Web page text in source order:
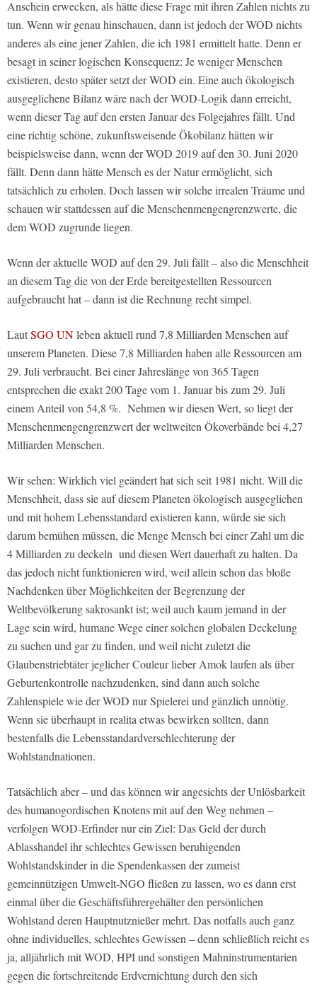
Anschein erwecken, als hätte diese Frage mit ihren Zahlen nichts zu
tun. Wenn wir genau hinschauen, dann ist jedoch der WOD nichts
anderes als eine jener Zahlen, die ich 1981 ermittelt hatte. Denn er
besagt in seiner logischen Konsequenz: Je weniger Menschen
existieren, desto später setzt der WOD ein. Eine auch ökologisch
ausgeglichene Bilanz wäre nach der WOD-Logik dann erreicht,
wenn dieser Tag auf den ersten Januar des Folgejahres fällt. Und
eine richtig schöne, zukunftsweisende Ökobilanz hätten wir
beispielsweise dann, wenn der WOD 2019 auf den 30. Juni 2020
fällt. Denn dann hätte Mensch es der Natur ermöglicht, sich
tatsächlich zu erholen. Doch lassen wir solche irrealen Träume und
schauen wir stattdessen auf die Menschenmengengrenzwerte, die
dem WOD zugrunde liegen.
Wenn der aktuelle WOD auf den 29. Juli fällt – also die Menschheit
an diesem Tag die von der Erde bereitgestellten Ressourcen
aufgebraucht hat – dann ist die Rechnung recht simpel.
LautSGO UNleben aktuell rund 7,8 Milliarden Menschen auf
unserem Planeten. Diese 7,8 Milliarden haben alle Ressourcen am
29. Juli verbraucht. Bei einer Jahreslänge von 365 Tagen
entsprechen die exakt 200 Tage vom 1. Januar bis zum 29. Juli
einem Anteil von 54,8 %. Nehmen wir diesen Wert, so liegt der
Menschenmengengrenzwert der weltweiten Ökoverbände bei 4,27
Milliarden Menschen.
Wir sehen: Wirklich viel geändert hat sich seit 1981 nicht. Will die
Menschheit, dass sie auf diesem Planeten ökologisch ausgeglichen
und mit hohem Lebensstandard existieren kann, würde sie sich
darum bemühen müssen, die Menge Mensch bei einer Zahl um die
4 Milliarden zu deckeln und diesen Wert dauerhaft zu halten. Da
das jedoch nicht funktionieren wird, weil allein schon das bloße
Nachdenken über Möglichkeiten der Begrenzung der
Weltbevölkerung sakrosankt ist; weil auch kaum jemand in der
Lage sein wird, humane Wege einer solchen globalen Deckelung
zu suchen und gar zu finden, und weil nicht zuletzt die
Glaubenstriebtäter jeglicher Couleur lieber Amok laufen als über
Geburtenkontrolle nachzudenken, sind dann auch solche
Zahlenspiele wie der WOD nur Spielerei und gänzlich unnötig.
Wenn sie überhaupt in realita etwas bewirken sollten, dann
bestenfalls die Lebensstandardverschlechterung der
Wohlstandnationen.
Tatsächlich aber – und das können wir angesichts der Unlösbarkeit
des humanogordischen Knotens mit auf den Weg nehmen –
verfolgen WOD-Erfinder nur ein Ziel: Das Geld der durch
Ablasshandel ihr schlechtes Gewissen beruhigenden
Wohlstandskinder in die Spendenkassen der zumeist
gemeinnützigen Umwelt-NGO fließen zu lassen, wo es dann erst
einmal über die Geschäftsführergehälter den persönlichen
Wohlstand deren Hauptnutznießer mehrt. Das notfalls auch ganz
ohne individuelles, schlechtes Gewissen – denn schließlich reicht es
ja, alljährlich mit WOD, HPI und sonstigen Mahninstrumentarien
gegen die fortschreitende Erdvernichtung durch den sich